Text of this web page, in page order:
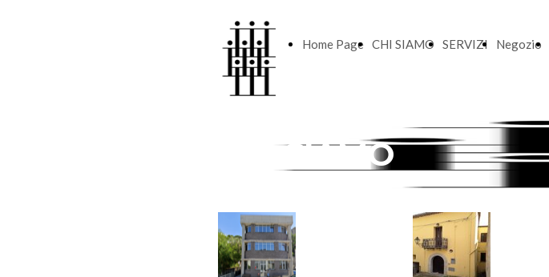
Home Page CHI SIAMO SERVIZI Negozio
DOVE SIAMO